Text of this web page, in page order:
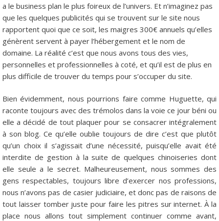
a le business plan le plus foireux de l’univers. Et n’imaginez pas
que les quelques publicités qui se trouvent sur le site nous
rapportent quoi que ce soit, les maigres 300€ annuels qu’elles
génèrent servent à payer l’hébergement et le nom de
domaine. La réalité c’est que nous avons tous des vies,
personnelles et professionnelles à coté, et qu’il est de plus en
plus difficile de trouver du temps pour s’occuper du site.
Bien évidemment, nous pourrions faire comme Huguette, qui
raconte toujours avec des trémolos dans la voie ce jour béni ou
elle a décidé de tout plaquer pour se consacrer intégralement
à son blog. Ce qu’elle oublie toujours de dire c’est que plutôt
qu’un choix il s’agissait d’une nécessité, puisqu’elle avait été
interdite de gestion à la suite de quelques chinoiseries dont
elle seule a le secret. Malheureusement, nous sommes des
gens respectables, toujours libre d’exercer nos professions,
nous n’avons pas de casier judiciaire, et donc pas de raisons de
tout laisser tomber juste pour faire les pitres sur internet. À la
place nous allons tout simplement continuer comme avant,